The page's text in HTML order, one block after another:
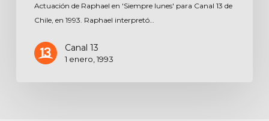
Actuación de Raphael en 'Siempre lunes' para Canal 13 de
Chile, en 1993. Raphael interpretó…
Canal 13
1 enero, 1993